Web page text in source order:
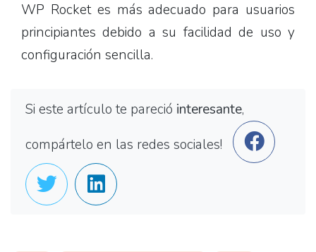
WP Rocket es más adecuado para usuarios
principiantes debido a su facilidad de uso y
configuración sencilla.
Si este artículo te pareció interesante,
compártelo en las redes sociales!